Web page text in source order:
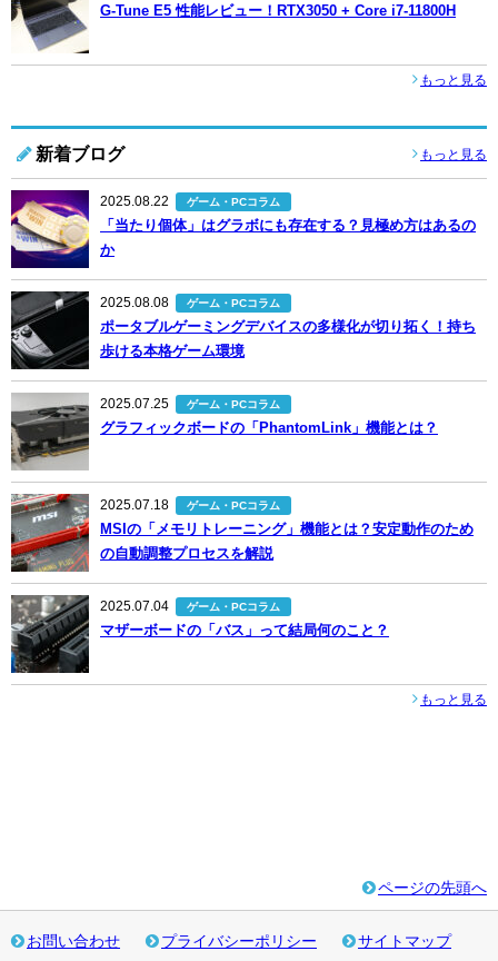
G-Tune E5 性能レビュー！RTX3050 + Core i7-11800H
もっと見る
新着ブログ もっと見る
2025.08.22 ゲーム・PCコラム
「当たり個体」はグラボにも存在する？見極め方はあるの
か
2025.08.08 ゲーム・PCコラム
ポータブルゲーミングデバイスの多様化が切り拓く！持ち
歩ける本格ゲーム環境
2025.07.25 ゲーム・PCコラム
グラフィックボードの「PhantomLink」機能とは？
2025.07.18 ゲーム・PCコラム
MSIの「メモリトレーニング」機能とは？安定動作のため
の自動調整プロセスを解説
2025.07.04 ゲーム・PCコラム
マザーボードの「バス」って結局何のこと？
もっと見る
ページの先頭へ
お問い合わせ プライバシーポリシー サイトマップ